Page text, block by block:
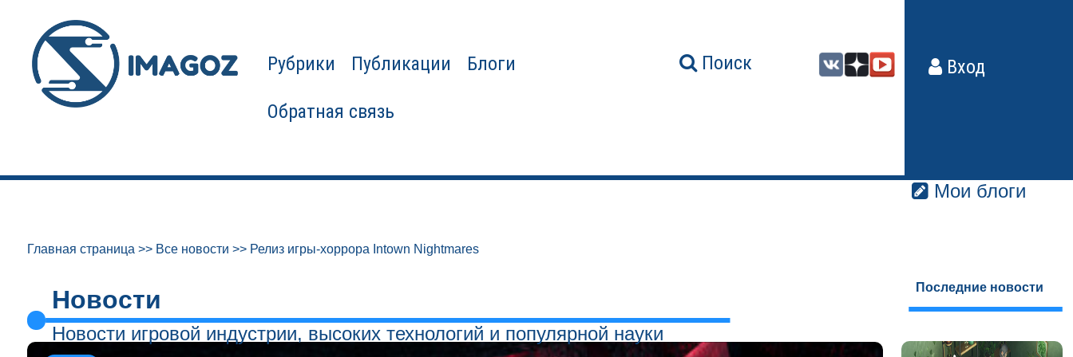
Рубрики Публикации Блоги
Обратная связь
Поиск Вход
Мои блоги
Главная страница >> Все новости >> Релиз игры-хоррора Intown Nightmares
Новости
Новости игровой индустрии, высоких технологий и популярной науки
Последние новости